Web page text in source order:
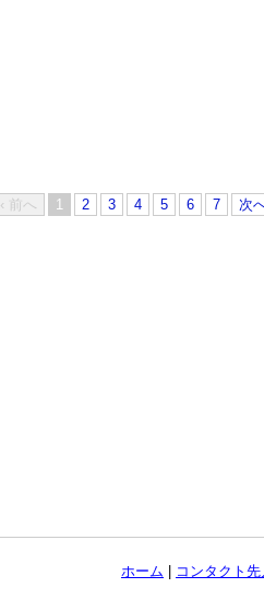
‹ 前へ 1 2 3 4 5 6 7 次
ホーム コンタクト